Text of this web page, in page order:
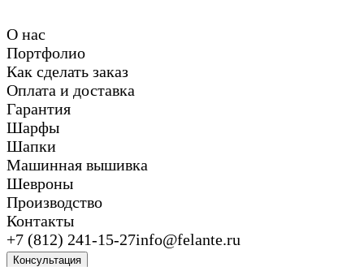
О нас
Портфолио
Как сделать заказ
Оплата и доставка
Гарантия
Шарфы
Шапки
Машинная вышивка
Шевроны
Производство
Контакты
+7 (812) 241-15-27info@felante.ru
Консультация